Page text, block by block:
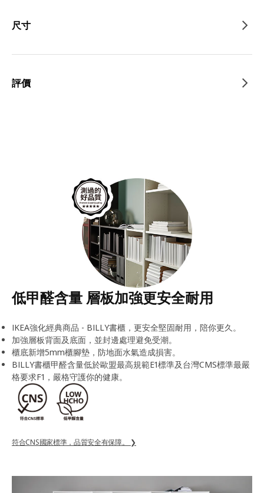
尺寸
評價
低甲醛含量 層板加強更安全耐用
IKEA強化經典商品 - BILLY書櫃，更安全堅固耐用，陪你更久。
加強層板背面及底面，並封邊處理避免受潮。
櫃底新增5mm櫃腳墊，防地面水氣造成損害。
BILLY書櫃甲醛含量低於歐盟最高規範E1標準及台灣CMS標準最嚴
格要求F1，嚴格守護你的健康。
符合CNS國家標準，品質安全有保障。 ❯